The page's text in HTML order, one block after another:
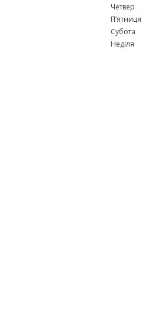
Четвер
Пʼятниця
Субота
Неділя